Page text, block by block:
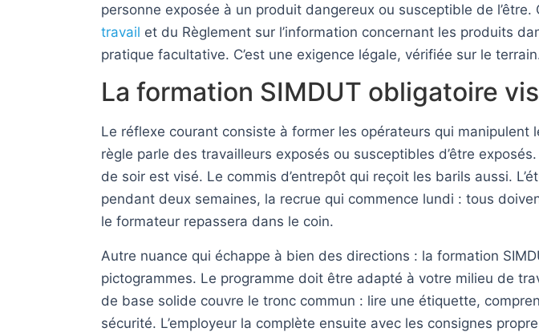
personne exposée à un produit dangereux ou susceptible de
travail et du Règlement sur l’information concernant les produits
pratique facultative. C’est une exigence légale, vérifiée sur le
La formation SIMDUT obligatoire
Le réflexe courant consiste à former les opérateurs qui manipulent
règle parle des travailleurs exposés ou susceptibles d’être
de soir est visé. Le commis d’entrepôt qui reçoit les barils aussi.
pendant deux semaines, la recrue qui commence lundi : tous
le formateur repassera dans le coin.
Autre nuance qui échappe à bien des directions : la formation
pictogrammes. Le programme doit être adapté à votre milieu de
de base solide couvre le tronc commun : lire une étiquette,
sécurité. L’employeur la complète ensuite avec les consignes